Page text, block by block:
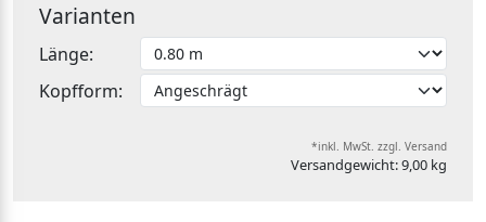
Varianten
Länge:
Kopfform:
*inkl. MwSt. zzgl. Versand
Versandgewicht: 9,00 kg